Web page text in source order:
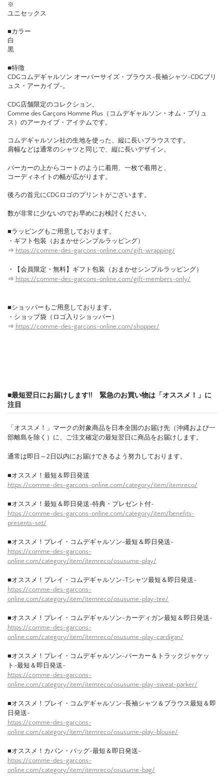
※
ユニセックス
■カラー
白
黒
■特徴
CDGコムデギャルソン オーバーサイズ・ブラウス-長袖シャツ-CDGプリ
ュス・アーカイブ-。
CDG店舗限定のコレクション。
Comme des Garçons Homme Plus（コムデギャルソン・オム・プリュ
ス）のアーカイブ・アイテムです。
コムデギャルソン社の生地を使った、縦に長いブラウスです。
肩幅などは通常のシャツと同じで、縦に長いデザイン。
パーカーの上からコートのように着用、一枚で着用と、
コーディネイトの幅が広がります。
後ろの首元にCDGロゴのプリントがございます。
数が非常に少ないのでお早めにお検討ください。
■ラッピングもご用意しております。
・ギフト包装（おまかせシンプルラッピング）
⇒ https://comme-des-garcons-online.com/gift-wrapping/
・【会員限定・無料】ギフト包装（おまかせシンプルラッピング）
⇒ https://comme-des-garcons-online.com/gift-members-only/
■ショッパーもご用意しております。
・ショップ袋（ロゴ入りショッパー）
⇒ https://comme-des-garcons-online.com/shopper/
■最短翌日にお届けします!! 緊急のお買い物は「オススメ！」に
注目
「オススメ！」マークの対象商品を日本全国のお届け先（沖縄および一
部離島を除く）に、ご注文確定の最短翌日に商品をお届けします。
通常は即日～2日以内にお届けできるよう努力しております。
■オススメ！最短＆即日発送
https://comme-des-garcons-online.com/category/item/itemreco/
■オススメ！最短＆即日発送-特典・プレゼント付-
https://comme-des-garcons-online.com/category/item/benefits-
presents-set/
■オススメ！プレイ・コムデギャルソン-最短＆即日発送-
https://comme-des-garcons-
online.com/category/item/itemreco/osusume-play/
■オススメ！プレイ・コムデギャルソン-Tシャツ最短＆即日発送-
https://comme-des-garcons-
online.com/category/item/itemreco/osusume-play-tee/
■オススメ！プレイ・コムデギャルソン-カーディガン最短＆即日発送-
https://comme-des-garcons-
online.com/category/item/itemreco/osusume-play-cardigan/
■オススメ！プレイ・コムデギャルソン-パーカー＆トラックジャケッ
ト-最短＆即日発送-
https://comme-des-garcons-
online.com/category/item/itemreco/osusume-play-sweat-parker/
■オススメ！プレイ・コムデギャルソン-長袖シャツ＆ブラウス最短＆即
日発送-
https://comme-des-garcons-
online.com/category/item/itemreco/osusume-play-blouse/
■オススメ！カバン・バッグ-最短＆即日発送-
https://comme-des-garcons-
online.com/category/item/itemreco/osusume-bag/